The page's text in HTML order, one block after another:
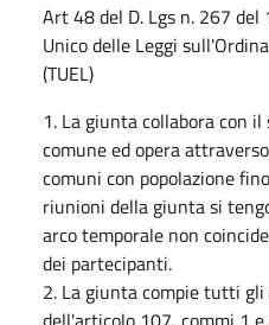
Art 48 del D. Lgs n. 267
Unico delle Leggi
(TUEL)
1. La giunta collabora con
comune ed opera
comuni con popolazione
riunioni della giunta si
arco temporale non
dei partecipanti.
2. La giunta compie tutti